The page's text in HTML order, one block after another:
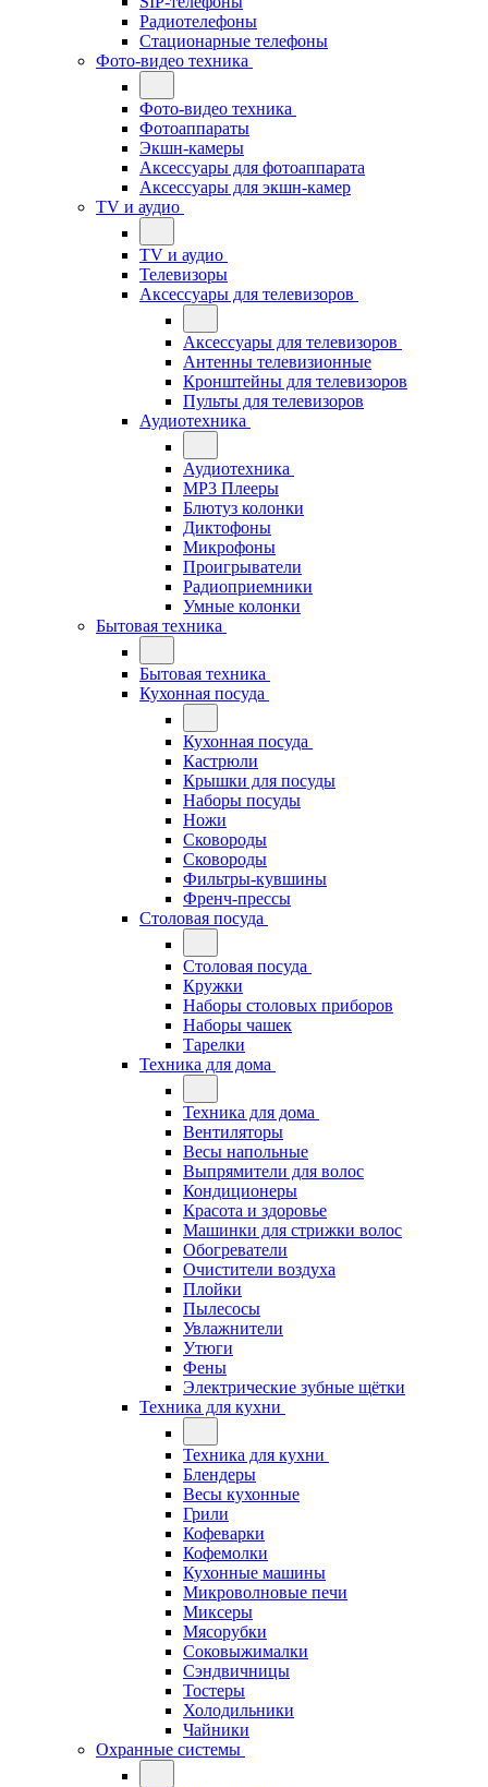
Радиотелефоны
Стационарные телефоны
Фото-видео техника
Фото-видео техника
Фотоаппараты
Экшн-камеры
Аксессуары для фотоаппарата
Аксессуары для экшн-камер
TV и аудио
TV и аудио
Телевизоры
Аксессуары для телевизоров
Аксессуары для телевизоров
Антенны телевизионные
Кронштейны для телевизоров
Пульты для телевизоров
Аудиотехника
Аудиотехника
MP3 Плееры
Блютуз колонки
Диктофоны
Микрофоны
Проигрыватели
Радиоприемники
Умные колонки
Бытовая техника
Бытовая техника
Кухонная посуда
Кухонная посуда
Кастрюли
Крышки для посуды
Наборы посуды
Ножи
Сковороды
Сковороды
Фильтры-кувшины
Френч-прессы
Столовая посуда
Столовая посуда
Кружки
Наборы столовых приборов
Наборы чашек
Тарелки
Техника для дома
Техника для дома
Вентиляторы
Весы напольные
Выпрямители для волос
Кондиционеры
Красота и здоровье
Машинки для стрижки волос
Обогреватели
Очистители воздуха
Плойки
Пылесосы
Увлажнители
Утюги
Фены
Электрические зубные щётки
Техника для кухни
Техника для кухни
Блендеры
Весы кухонные
Грили
Кофеварки
Кофемолки
Кухонные машины
Микроволновые печи
Миксеры
Мясорубки
Соковыжималки
Сэндвичницы
Тостеры
Холодильники
Чайники
Охранные системы